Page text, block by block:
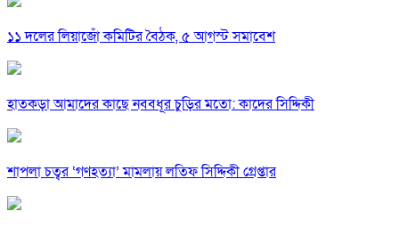
১১ দলের লিয়াজোঁ কমিটির বৈঠক, ৫ আগস্ট সমাবেশ
হাতকড়া আমাদের কাছে নববধূর চুড়ির মতো: কাদের সিদ্দিকী
শাপলা চত্বর ‘গণহত্যা’ মামলায় লতিফ সিদ্দিকী গ্রেপ্তার